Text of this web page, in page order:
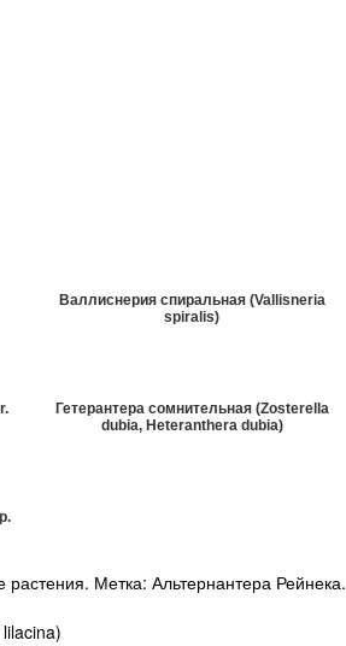
Валлиснерия спиральная (Vallisneria
spiralis)
Гетерантера сомнительная (Zosterella
dubia, Heteranthera dubia)
растения. Метка: Альтернантера Рейнека.